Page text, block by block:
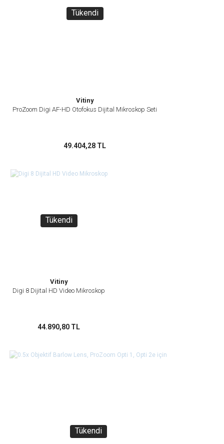
Tükendi
Vitiny
ProZoom Digi AF-HD Otofokus Dijital Mikroskop Seti
49.404,28 TL
Tükendi
Vitiny
Digi 8 Dijital HD Video Mikroskop
44.890,80 TL
Tükendi